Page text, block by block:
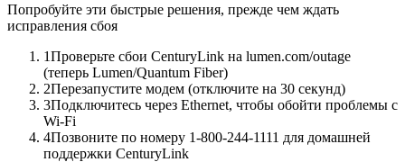
Попробуйте эти быстрые решения, прежде чем ждать
исправления сбоя
1Проверьте сбои CenturyLink на lumen.com/outage
(теперь Lumen/Quantum Fiber)
2Перезапустите модем (отключите на 30 секунд)
3Подключитесь через Ethernet, чтобы обойти проблемы с
Wi-Fi
4Позвоните по номеру 1-800-244-1111 для домашней
поддержки CenturyLink